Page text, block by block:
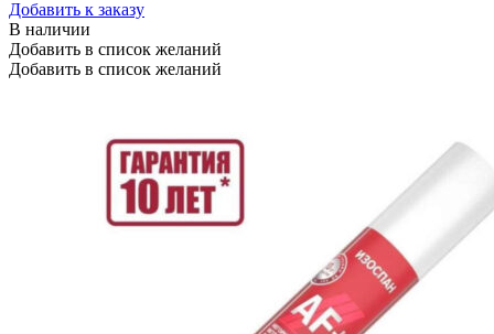
Добавить к заказу
В наличии
Добавить в список желаний
Добавить в список желаний